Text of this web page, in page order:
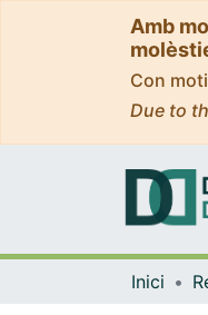
Amb
Con
Due to
Inici